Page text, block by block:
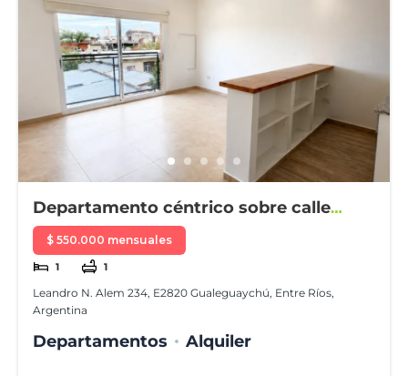
Departamento céntrico sobre calle
Alem
$ 550.000 mensuales
1 1
Leandro N. Alem 234, E2820 Gualeguaychú, Entre Ríos,
Argentina
Departamentos Alquiler